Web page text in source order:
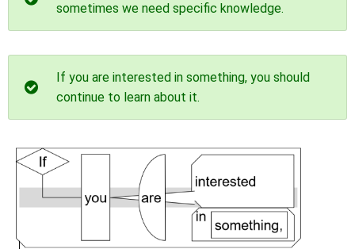
sometimes we need specific knowledge.
If you are interested in something, you should
continue to learn about it.